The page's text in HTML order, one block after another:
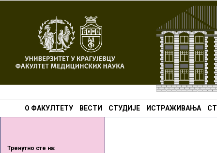
О ФАКУЛТЕТУ ВЕСТИ СТУДИЈЕ ИСТРАЖИВАЊА
Тренутно сте на: